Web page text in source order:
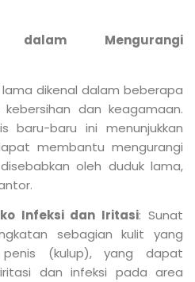
Mengurangi
dikenal dalam beberapa
dan keagamaan.
baru-baru ini menunjukkan
membantu mengurangi
oleh duduk lama,
Infeksi dan Iritasi: Sunat
sebagian kulit yang
penis (kulup), yang dapat
dan infeksi pada area